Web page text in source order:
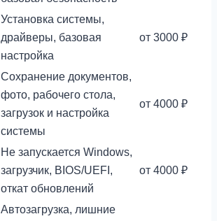
Установка системы,
драйверы, базовая
настройка
от 3000 ₽
Сохранение документов,
фото, рабочего стола,
загрузок и настройка
системы
от 4000 ₽
Не запускается Windows,
загрузчик, BIOS/UEFI,
откат обновлений
от 4000 ₽
Автозагрузка, лишние